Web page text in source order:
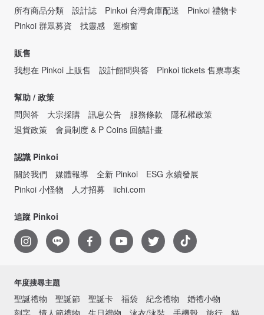
所有商品分類
設計誌 Pinkoi 台灣倉庫配送
Pinkoi 禮物卡
Pinkoi 群眾募資
找靈感 逛櫥窗
販售
我想在 Pinkoi 上販售
設計館問與答 Pinkoi tickets 售票專案
幫助 / 政策
問與答
大宗採購 訊息公告 服務條款
隱私權政策
退貨政策
會員制度 & P Coins 回饋計畫
認識 Pinkoi
關於我們
媒體報導 全新 Pinkoi
ESG 永續發展
Pinkoi 小怪物
人才招募 iichi.com
追蹤 Pinkoi
年度搜尋主題
聖誕禮物 聖誕節 聖誕卡 福袋 紀念禮物
婚禮小物